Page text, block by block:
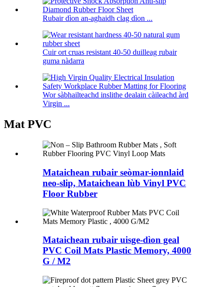
Rubair dìon an-aghaidh clag dìon ...
Cuir ort cruas resistant 40-50 duilleag rubair
guma nàdarra
Wor sàbhailteachd inslithe dealain càileachd àrd
Virgin ...
Mat PVC
Mataichean rubair seòmar-ionnlaid
neo-slip, Mataichean lùb Vinyl PVC
Floor Rubber
Mataichean rubair uisge-dìon geal
PVC Coil Mats Plastic Memory, 4000
G / M2